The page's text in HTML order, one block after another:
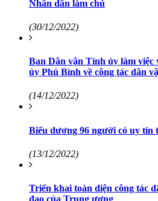
Nhân dân làm chủ
(30/12/2022)
Ban Dân vận Tỉnh ủy làm
ủy Phú Bình về công tác dân
(14/12/2022)
Biểu dương 96 người có uy tín
(13/12/2022)
Triển khai toàn diện công tác